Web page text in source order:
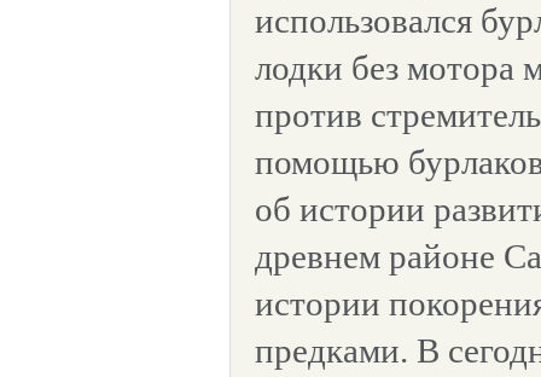
использовался
лодки без мотора
против
помощью
об истории
древнем районе
истории
предками. В